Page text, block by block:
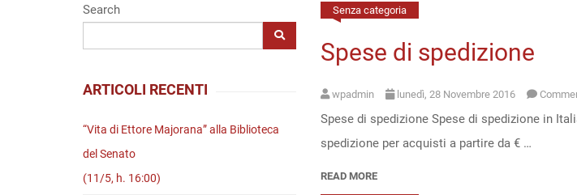
Senza categoria
Spese di spedizione
wpadmin lunedì, 28 Novembre 2016
Spese di spedizione Spese di spedizione in
spedizione per acquisti a partire da € …
READ MORE
Search
ARTICOLI RECENTI
“Vita di Ettore Majorana” alla Biblioteca
del Senato
(11/5, h. 16:00)